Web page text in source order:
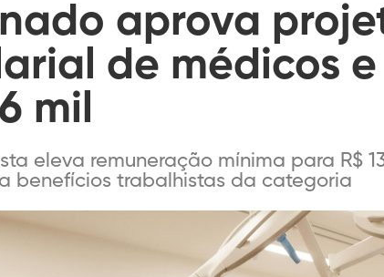
aprova
de médicos
mil
eleva remuneração mínima para R$
benefícios trabalhistas da categoria